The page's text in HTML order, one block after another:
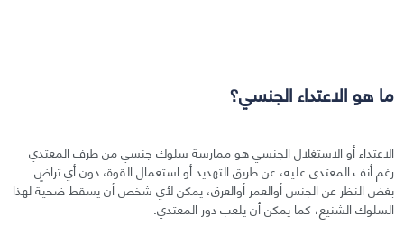
ما هو الاعتداء الجنسي؟
الاعتداء أو الاستغلال الجنسي هو ممارسة سلوك جنسي من طرف المعتدي
رغم أنف المعتدى عليه، عن طريق التهديد أو استعمال القوة، دون أي تراضٍ.
بغض النظر عن الجنس أوالعمر أوالعرق، يمكن لأي شخص أن يسقط ضحية لهذا
السلوك الشنيع، كما يمكن أن يلعب دور المعتدي.